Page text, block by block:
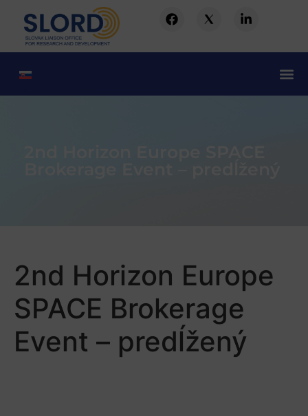
2nd Horizon Europe
SPACE Brokerage
Event – predĺžený